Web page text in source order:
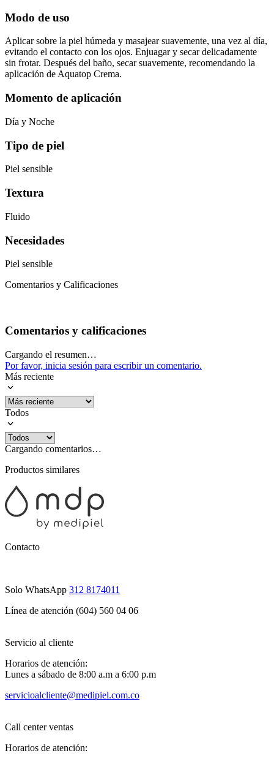
Modo de uso
Aplicar sobre la piel húmeda y masajear suavemente, una vez al día,
evitando el contacto con los ojos. Enjuagar y secar delicadamente
sin frotar. Después del baño, secar suavemente, recomendando la
aplicación de Aquatop Crema.
Momento de aplicación
Día y Noche
Tipo de piel
Piel sensible
Textura
Fluido
Necesidades
Piel sensible
Comentarios y Calificaciones
Comentarios y calificaciones
Cargando el resumen…
Por favor, inicia sesión para escribir un comentario.
Más reciente
Todos
Cargando comentarios…
Productos similares
Contacto
Solo WhatsApp 312 8174011
Línea de atención (604) 560 04 06
Servicio al cliente
Horarios de atención:
Lunes a sábado de 8:00 a.m a 6:00 p.m
servicioalcliente@medipiel.com.co
Call center ventas
Horarios de atención: